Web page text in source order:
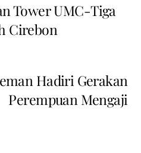
Tower UMC-Tiga
Cirebon
Hadiri Gerakan
Perempuan Mengaji